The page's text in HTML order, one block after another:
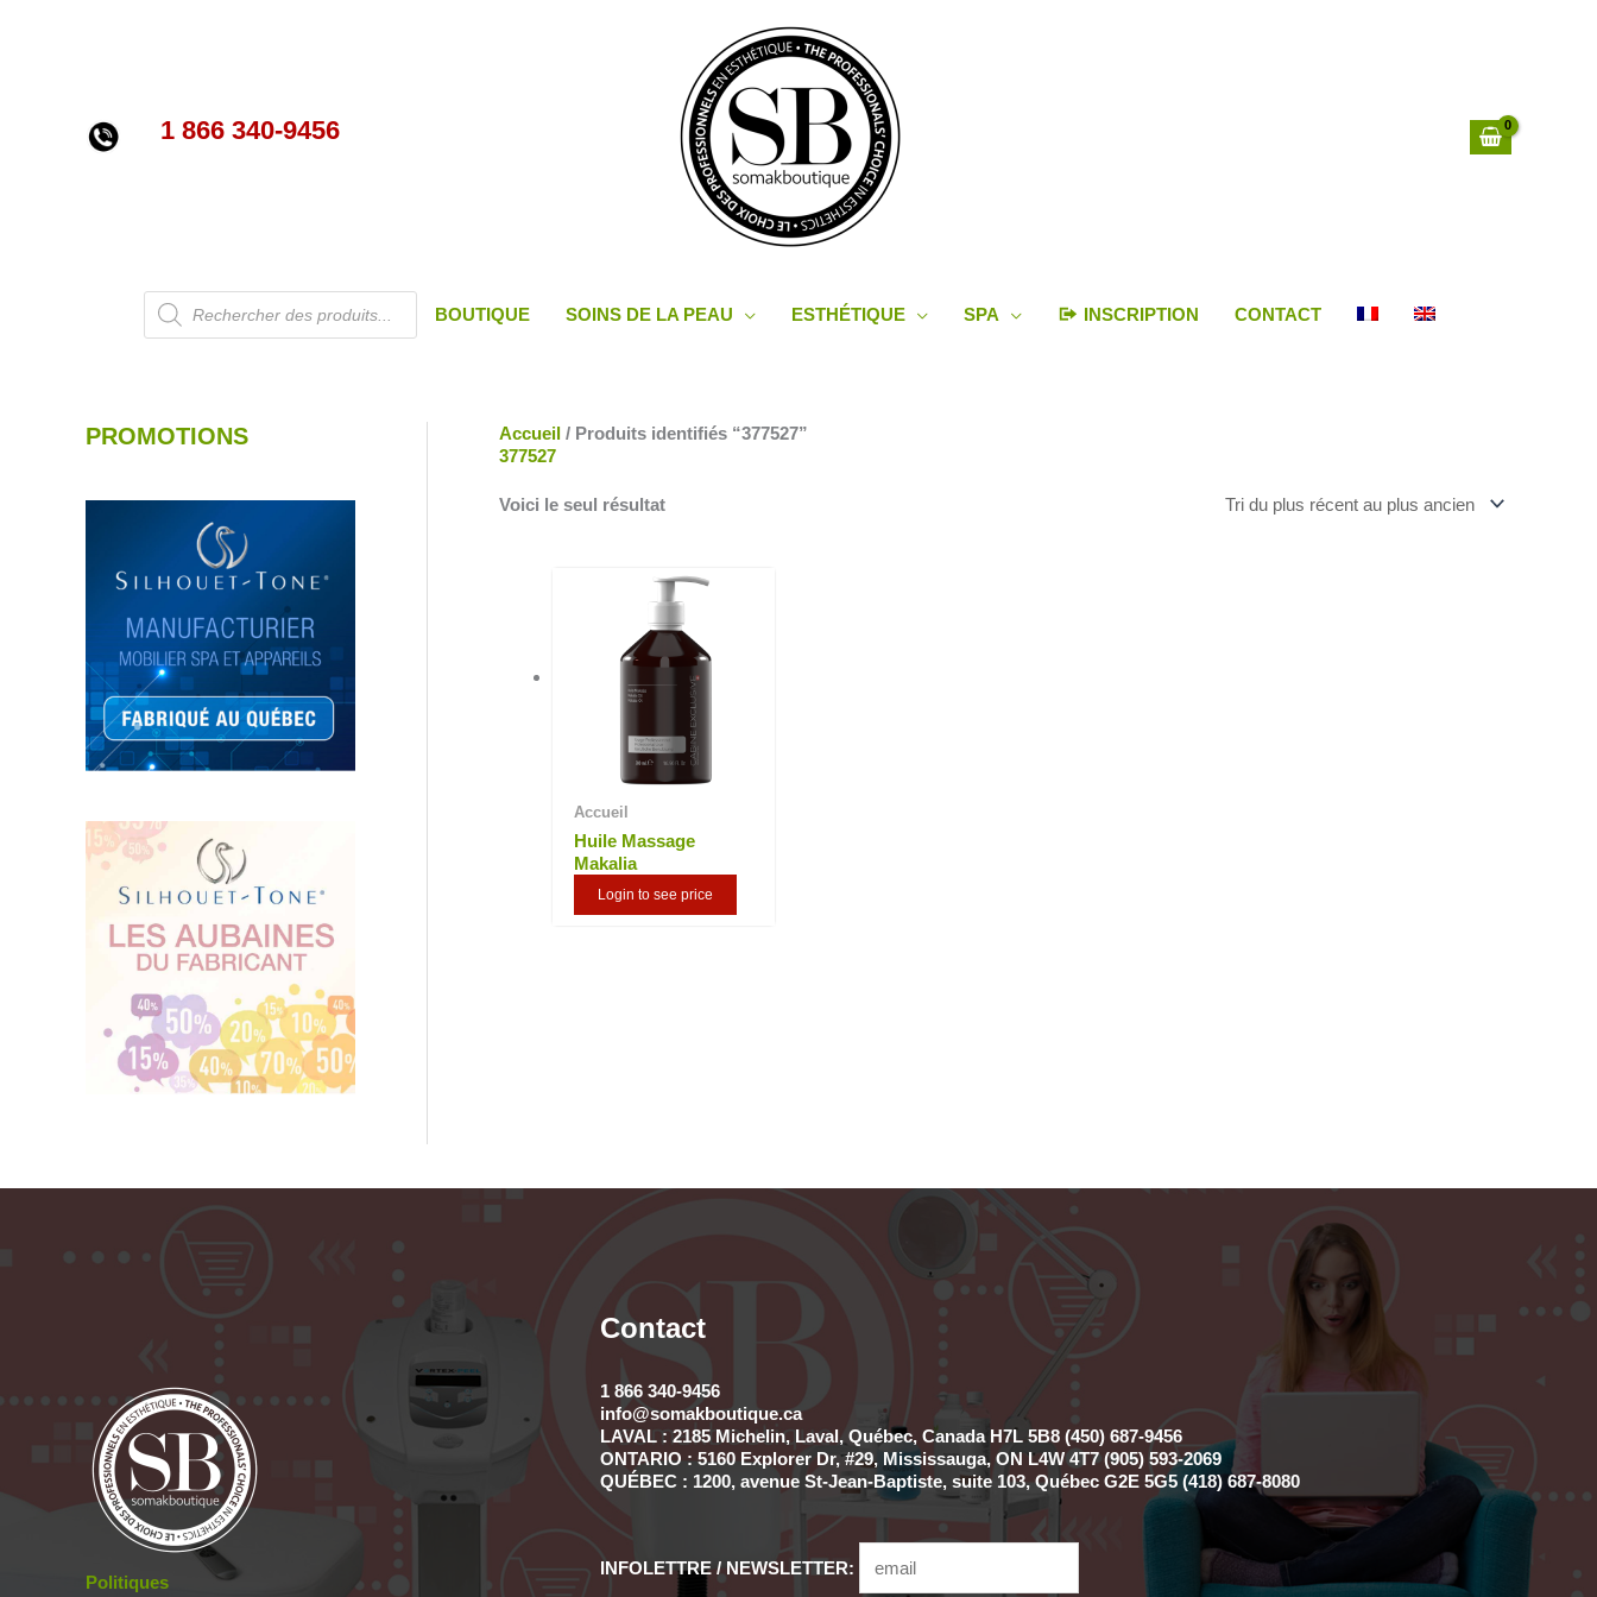
1 866 340-9456
Recherche
de
produits
BOUTIQUE SOINS DE LA PEAU ESTHÉTIQUE SPA INSCRIPTION CONTACT
PROMOTIONS Accueil / Produits identifiés “377527”
377527
Voici le seul résultat
Accueil
Huile Massage
Makalia
Login to see price
Politiques
Contact
1 866 340-9456
info@somakboutique.ca
LAVAL : 2185 Michelin, Laval, Québec, Canada H7L 5B8 (450) 687-9456
ONTARIO : 5160 Explorer Dr, #29, Mississauga, ON L4W 4T7 (905) 593-2069
QUÉBEC : 1200, avenue St-Jean-Baptiste, suite 103, Québec G2E 5G5 (418) 687-8080
INFOLETTRE / NEWSLETTER: